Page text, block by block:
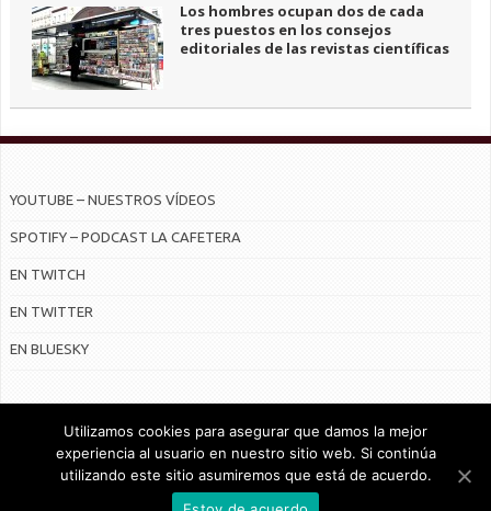
Los hombres ocupan dos de cada
tres puestos en los consejos
editoriales de las revistas científicas
YOUTUBE – NUESTROS VÍDEOS
SPOTIFY – PODCAST LA CAFETERA
EN TWITCH
EN TWITTER
EN BLUESKY
© Radiocable en Internet S.L.
Utilizamos cookies para asegurar que damos la mejor
experiencia al usuario en nuestro sitio web. Si continúa
utilizando este sitio asumiremos que está de acuerdo.